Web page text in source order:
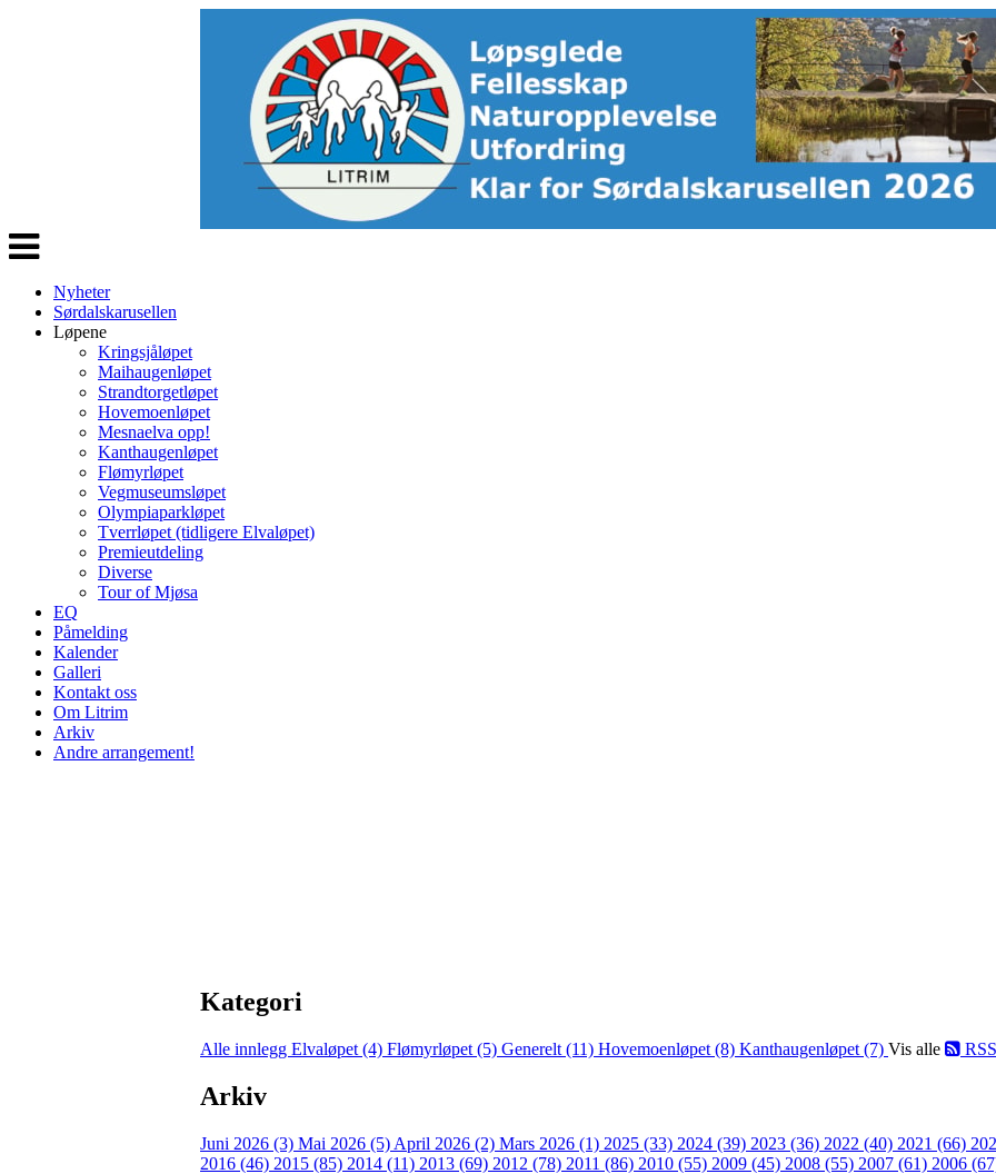
Veksle
navigasjon
Nyheter
Sørdalskarusellen
Løpene
Kringsjåløpet
Maihaugenløpet
Strandtorgetløpet
Hovemoenløpet
Mesnaelva opp!
Kanthaugenløpet
Flømyrløpet
Vegmuseumsløpet
Olympiaparkløpet
Tverrløpet (tidligere Elvaløpet)
Premieutdeling
Diverse
Tour of Mjøsa
EQ
Påmelding
Kalender
Galleri
Kontakt oss
Om Litrim
Arkiv
Andre arrangement!
Kategori
Alle innlegg Elvaløpet (4) Flømyrløpet (5) Generelt (11) Hovemoenløpet (8) Kanthaugenløpet (7) Vis alle RSS
Arkiv
Juni 2026 (3) Mai 2026 (5) April 2026 (2) Mars 2026 (1) 2025 (33) 2024 (39) 2023 (36) 2022 (40) 2021 (66)
2016 (46) 2015 (85) 2014 (11) 2013 (69) 2012 (78) 2011 (86) 2010 (55) 2009 (45) 2008 (55) 2007 (61) 2006